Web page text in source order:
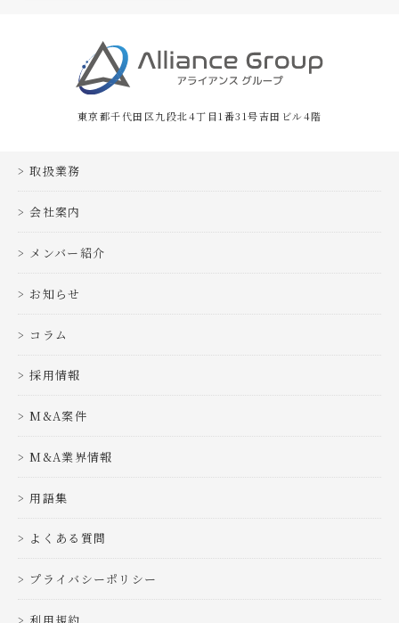
東京都千代田区九段北4丁目1番31号吉田ビル4階
取扱業務
会社案内
メンバー紹介
お知らせ
コラム
採用情報
M&A案件
M&A業界情報
用語集
よくある質問
プライバシーポリシー